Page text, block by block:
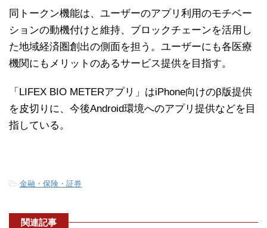
同トークン機能は、ユーザーのアプリ利用のモチベー
ションの動機付けと維持、ブロックチェーンを活用し
た地域経済圏創出の側面を担う。ユーザーにも各医療
機関にもメリットのあるサービス提供を目指す。
「LIFEX BIO METERアプリ」はiPhone向けのβ版提供
を皮切りに、今後Android環境へのアプリ提供などを目
指している。
-金融・保険・証券
関連記事